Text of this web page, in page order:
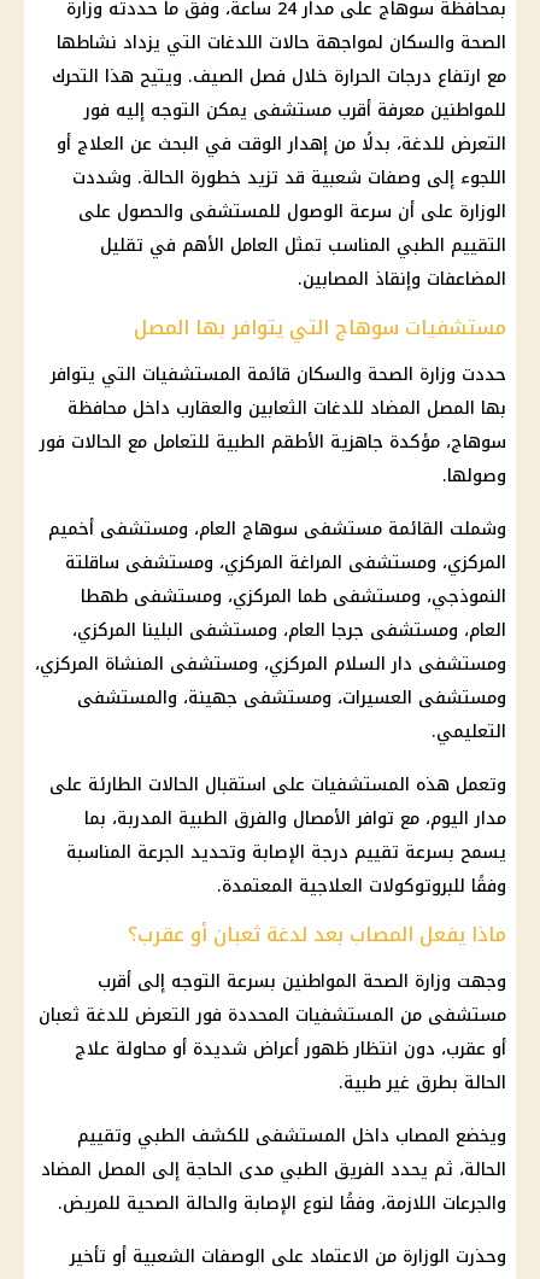
بمحافظة سوهاج على مدار 24 ساعة، وفق ما حددته وزارة
الصحة والسكان لمواجهة حالات اللدغات التي يزداد نشاطها
مع ارتفاع درجات الحرارة خلال فصل الصيف. ويتيح هذا التحرك
للمواطنين معرفة أقرب مستشفى يمكن التوجه إليه فور
التعرض للدغة، بدلًا من إهدار الوقت في البحث عن العلاج أو
اللجوء إلى وصفات شعبية قد تزيد خطورة الحالة. وشددت
الوزارة على أن سرعة الوصول للمستشفى والحصول على
التقييم الطبي المناسب تمثل العامل الأهم في تقليل
المضاعفات وإنقاذ المصابين.
مستشفيات سوهاج التي يتوافر بها المصل
حددت وزارة الصحة والسكان قائمة المستشفيات التي يتوافر
بها المصل المضاد للدغات الثعابين والعقارب داخل محافظة
سوهاج، مؤكدة جاهزية الأطقم الطبية للتعامل مع الحالات فور
وصولها.
وشملت القائمة مستشفى سوهاج العام، ومستشفى أخميم
المركزي، ومستشفى المراغة المركزي، ومستشفى ساقلتة
النموذجي، ومستشفى طما المركزي، ومستشفى طهطا
العام، ومستشفى جرجا العام، ومستشفى البلينا المركزي،
ومستشفى دار السلام المركزي، ومستشفى المنشاة المركزي،
ومستشفى العسيرات، ومستشفى جهينة، والمستشفى
التعليمي.
وتعمل هذه المستشفيات على استقبال الحالات الطارئة على
مدار اليوم، مع توافر الأمصال والفرق الطبية المدربة، بما
يسمح بسرعة تقييم درجة الإصابة وتحديد الجرعة المناسبة
وفقًا للبروتوكولات العلاجية المعتمدة.
ماذا يفعل المصاب بعد لدغة ثعبان أو عقرب؟
وجهت وزارة الصحة المواطنين بسرعة التوجه إلى أقرب
مستشفى من المستشفيات المحددة فور التعرض للدغة ثعبان
أو عقرب، دون انتظار ظهور أعراض شديدة أو محاولة علاج
الحالة بطرق غير طبية.
ويخضع المصاب داخل المستشفى للكشف الطبي وتقييم
الحالة، ثم يحدد الفريق الطبي مدى الحاجة إلى المصل المضاد
والجرعات اللازمة، وفقًا لنوع الإصابة والحالة الصحية للمريض.
وحذرت الوزارة من الاعتماد على الوصفات الشعبية أو تأخير